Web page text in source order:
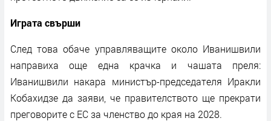
Играта свърши
След това обаче управляващите около Иванишвили
направиха още една крачка и чашата преля:
Иванишвили накара министър-председателя Иракли
Кобахидзе да заяви, че правителството ще прекрати
преговорите с ЕС за членство до края на 2028.